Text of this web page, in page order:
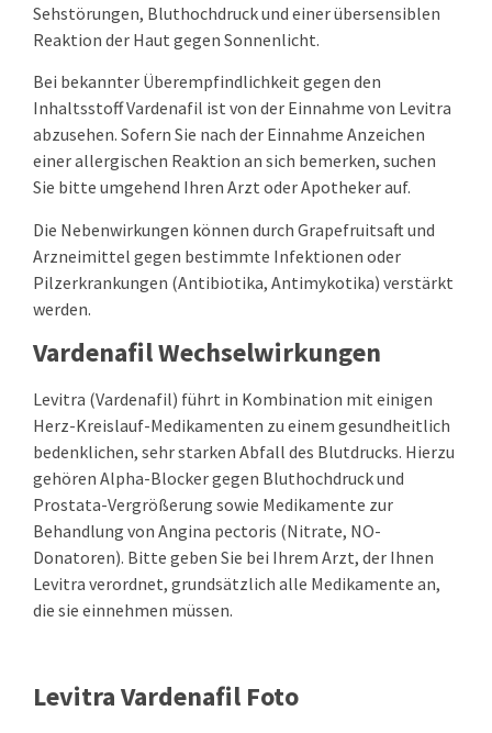
Sehstörungen, Bluthochdruck und einer übersensiblen
Reaktion der Haut gegen Sonnenlicht.
Bei bekannter Überempfindlichkeit gegen den
Inhaltsstoff Vardenafil ist von der Einnahme von Levitra
abzusehen. Sofern Sie nach der Einnahme Anzeichen
einer allergischen Reaktion an sich bemerken, suchen
Sie bitte umgehend Ihren Arzt oder Apotheker auf.
Die Nebenwirkungen können durch Grapefruitsaft und
Arzneimittel gegen bestimmte Infektionen oder
Pilzerkrankungen (Antibiotika, Antimykotika) verstärkt
werden.
Vardenafil Wechselwirkungen
Levitra (Vardenafil) führt in Kombination mit einigen
Herz-Kreislauf-Medikamenten zu einem gesundheitlich
bedenklichen, sehr starken Abfall des Blutdrucks. Hierzu
gehören Alpha-Blocker gegen Bluthochdruck und
Prostata-Vergrößerung sowie Medikamente zur
Behandlung von Angina pectoris (Nitrate, NO-
Donatoren). Bitte geben Sie bei Ihrem Arzt, der Ihnen
Levitra verordnet, grundsätzlich alle Medikamente an,
die sie einnehmen müssen.
Levitra Vardenafil Foto